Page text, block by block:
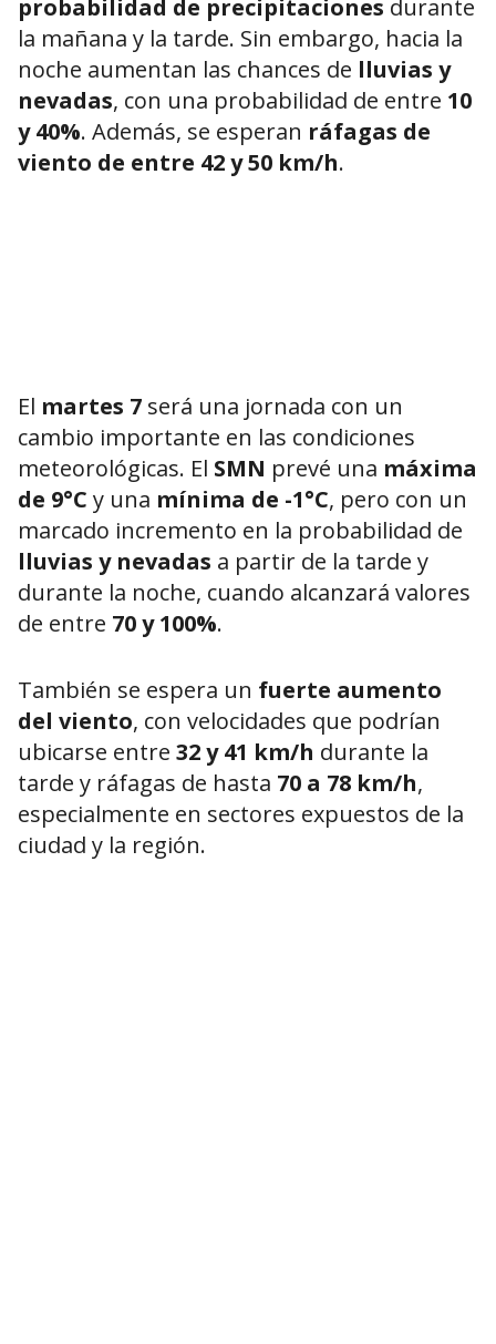
probabilidad de precipitaciones durante
la mañana y la tarde. Sin embargo, hacia la
noche aumentan las chances de lluvias y
nevadas, con una probabilidad de entre 10
y 40%. Además, se esperan ráfagas de
viento de entre 42 y 50 km/h.
El martes 7 será una jornada con un
cambio importante en las condiciones
meteorológicas. El SMN prevé una máxima
de 9°C y una mínima de -1°C, pero con un
marcado incremento en la probabilidad de
lluvias y nevadas a partir de la tarde y
durante la noche, cuando alcanzará valores
de entre 70 y 100%.
También se espera un fuerte aumento
del viento, con velocidades que podrían
ubicarse entre 32 y 41 km/h durante la
tarde y ráfagas de hasta 70 a 78 km/h,
especialmente en sectores expuestos de la
ciudad y la región.